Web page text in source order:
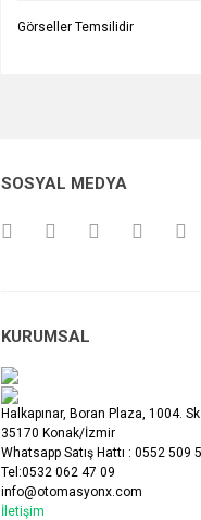
Görseller Temsilidir
Ürün açıklamasında
SOSYAL MEDYA
KURUMSAL
Halkapınar, Boran Plaza, 1004.
35170 Konak/İzmir
Whatsapp Satış Hattı : 0552 509
Tel:0532 062 47 09
info@otomasyonx.com
İletişim